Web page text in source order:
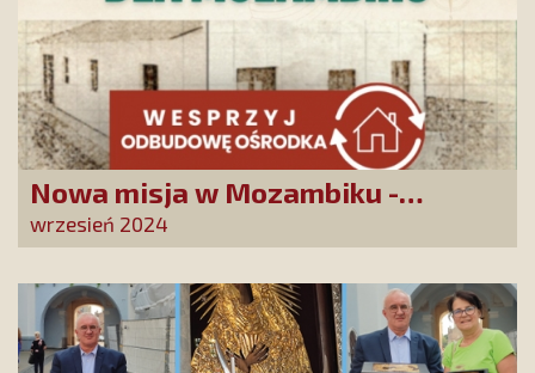
Nowa misja w Mozambiku -
wesprzyj remont centrum
duszpasterskiego!
wrzesień 2024